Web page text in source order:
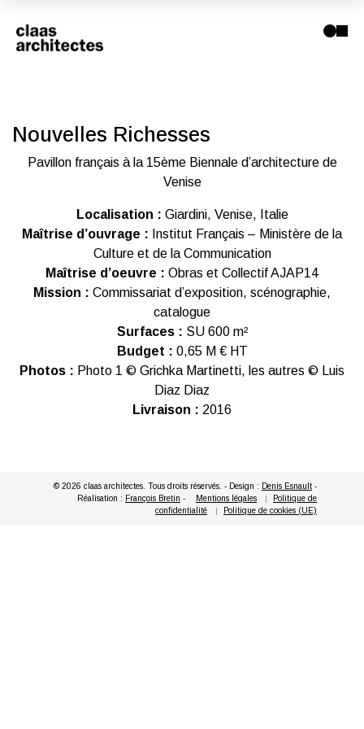
Nouvelles Richesses
Pavillon français à la 15ème Biennale d’architecture de
Venise
Localisation : Giardini, Venise, Italie
Maîtrise d’ouvrage : Institut Français – Ministère de la
Culture et de la Communication
Maîtrise d’oeuvre : Obras et Collectif AJAP14
Mission : Commissariat d’exposition, scénographie,
catalogue
Surfaces : SU 600 m²
Budget : 0,65 M € HT
Photos : Photo 1 © Grichka Martinetti, les autres © Luis
Diaz Diaz
Livraison : 2016
© 2026 claas architectes. Tous droits réservés. - Design : Denis Esnault -
Réalisation : François Bretin - Mentions légales
Politique de
confidentialité
Politique de cookies (UE)